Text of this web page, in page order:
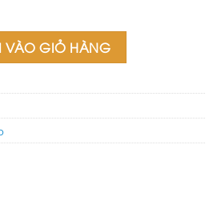
VÀO GIỎ HÀNG